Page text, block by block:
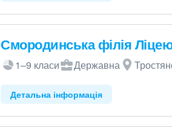
Смородинська філія
1–9 класи Державна
Детальна інформація